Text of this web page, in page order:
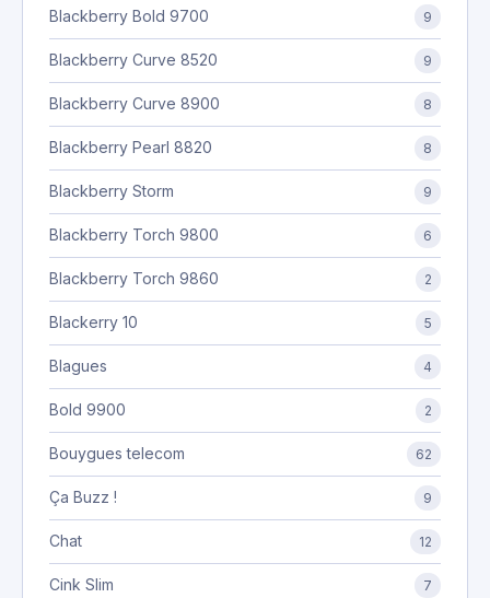
Blackberry Bold 9700 9
Blackberry Curve 8520 9
Blackberry Curve 8900 8
Blackberry Pearl 8820 8
Blackberry Storm 9
Blackberry Torch 9800 6
Blackberry Torch 9860 2
Blackerry 10 5
Blagues 4
Bold 9900 2
Bouygues telecom 62
Ça Buzz ! 9
Chat 12
Cink Slim 7